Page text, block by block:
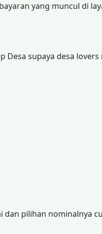
yang muncul di
Desa supaya desa lovers
dan pilihan nominalnya